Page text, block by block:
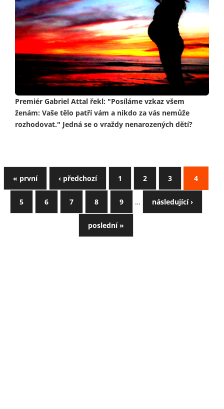
Premiér Gabriel Attal řekl: "Posíláme vzkaz všem
ženám: Vaše tělo patří vám a nikdo za vás nemůže
rozhodovat." Jedná se o vraždy nenarozených dětí?
« první ‹ předchozí 1 2 3 4
5 6 7 8 9 … následující ›
poslední »